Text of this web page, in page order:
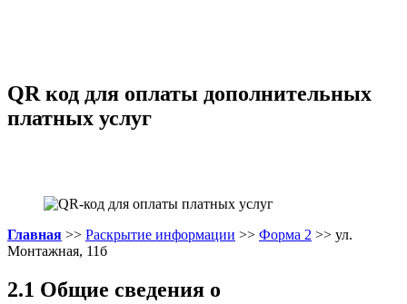
QR код для оплаты дополнительных
платных услуг
Главная >> Раскрытие информации >> Форма 2 >> ул.
Монтажная, 11б
2.1 Общие сведения о